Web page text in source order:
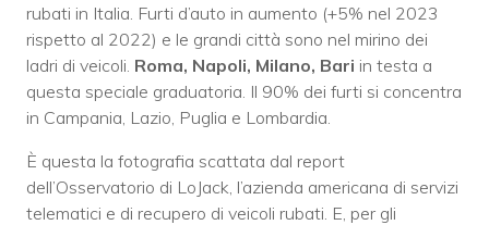
rubati in Italia. Furti d’auto in aumento (+5% nel 2023
rispetto al 2022) e le grandi città sono nel mirino dei
ladri di veicoli. Roma, Napoli, Milano, Bari in testa a
questa speciale graduatoria. Il 90% dei furti si concentra
in Campania, Lazio, Puglia e Lombardia.
È questa la fotografia scattata dal report
dell’Osservatorio di LoJack, l’azienda americana di servizi
telematici e di recupero di veicoli rubati. E, per gli